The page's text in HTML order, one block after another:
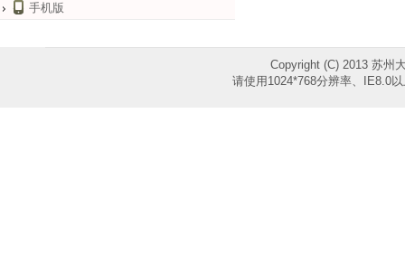
手机版
Copyright (C) 2013 苏州
请使用1024*768分辨率、IE8.0